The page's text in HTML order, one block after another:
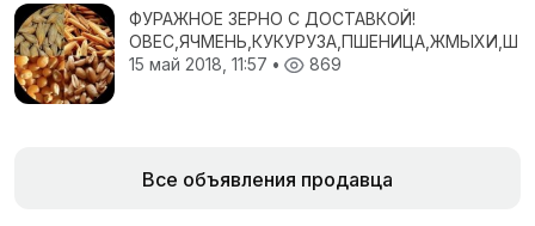
ФУРАЖНОЕ ЗЕРНО С ДОСТАВКОЙ!
15 май 2018, 11:57 • 869
Все объявления продавца